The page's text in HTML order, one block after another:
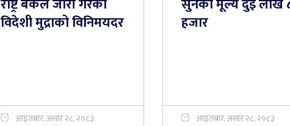
राष्ट्र बैंकले जारी गरेकाे
विदेशी मुद्राको विनिमयदर
आइतबार, असार २८, २०८३
सुनकाे मूल्य दुई लाख
हजार
आइतबार, असार २८, २०८३